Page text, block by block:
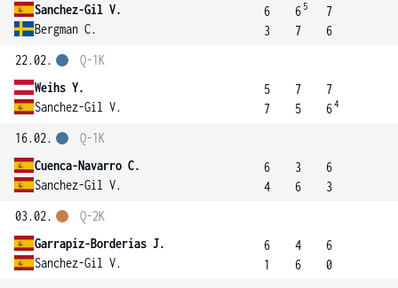
Sanchez-Gil V.
Bergman C.
6
3
6 5
7
7
6
22.02.
Weihs Y.
Sanchez-Gil V.
Q-1K
5
7
7
5
7
64
16.02.
Cuenca-Navarro C.
Sanchez-Gil V.
Q-1K
6
4
3
6
6
3
03.02.
Garrapiz-Borderias J.
Sanchez-Gil V.
Q-2K
6
1
4
6
6
0